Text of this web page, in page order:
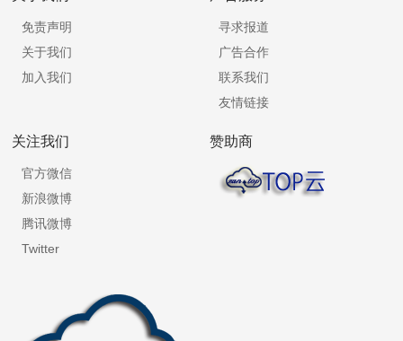
免责声明
关于我们
加入我们
寻求报道
广告合作
联系我们
友情链接
关注我们
官方微信
新浪微博
腾讯微博
Twitter
赞助商